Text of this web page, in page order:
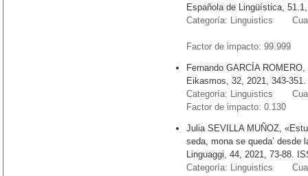
Española de Lingüística,
Categoría: Linguistics
Factor de impacto:
Fernando GARCÍA
Eikasmos, 32, 2021, 343-
Categoría: Linguistics
Factor de impacto: 0.130
Julia SEVILLA MUÑOZ,
seda, mona se queda’ desde
Linguaggi, 44, 2021, 73-88.
Categoría: Linguistics